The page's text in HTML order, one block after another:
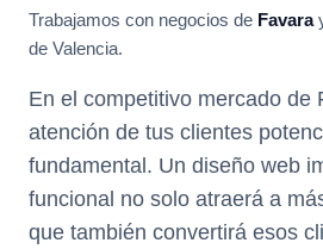
Trabajamos con negocios de Favara
de Valencia.
En el competitivo mercado de
atención de tus clientes
fundamental. Un diseño web
funcional no solo atraerá a
que también convertirá esos